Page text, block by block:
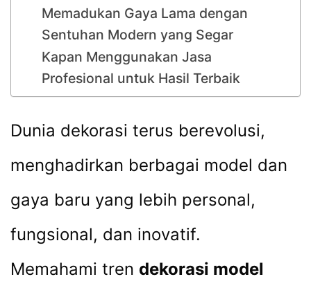
Memadukan Gaya Lama dengan
Sentuhan Modern yang Segar
Kapan Menggunakan Jasa
Profesional untuk Hasil Terbaik
Dunia dekorasi terus berevolusi,
menghadirkan berbagai model dan
gaya baru yang lebih personal,
fungsional, dan inovatif.
Memahami tren dekorasi model